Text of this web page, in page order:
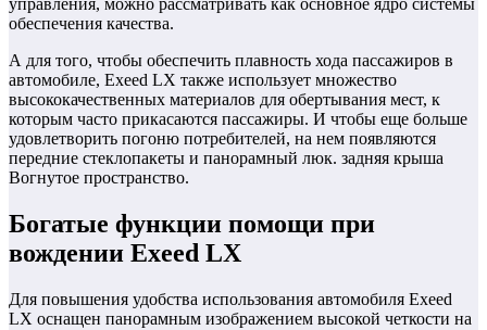
управления, можно рассматривать как основное ядро ​​системы
обеспечения качества.
А для того, чтобы обеспечить плавность хода пассажиров в
автомобиле, Exeed LX также использует множество
высококачественных материалов для обертывания мест, к
которым часто прикасаются пассажиры. И чтобы еще больше
удовлетворить погоню потребителей, на нем появляются
передние стеклопакеты и панорамный люк. задняя крыша
Вогнутое пространство.
Богатые функции помощи при
вождении Exeed LX
Для повышения удобства использования автомобиля Exeed
LX оснащен панорамным изображением высокой четкости на